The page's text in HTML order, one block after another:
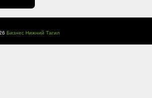
Бизнес Нижний Тагил